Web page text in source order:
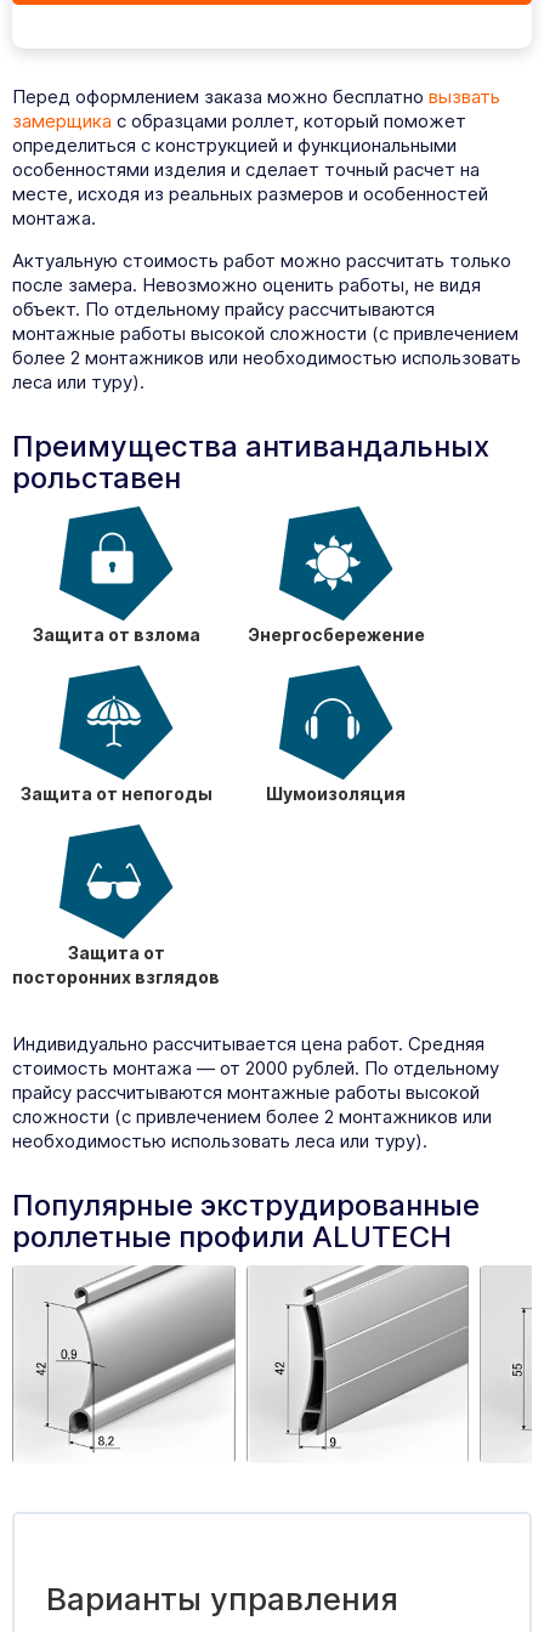
Перед оформлением заказа можно бесплатно вызвать
замерщика с образцами роллет, который поможет
определиться с конструкцией и функциональными
особенностями изделия и сделает точный расчет на
месте, исходя из реальных размеров и особенностей
монтажа.
Актуальную стоимость работ можно рассчитать только
после замера. Невозможно оценить работы, не видя
объект. По отдельному прайсу рассчитываются
монтажные работы высокой сложности (с привлечением
более 2 монтажников или необходимостью использовать
леса или туру).
Преимущества антивандальных
рольставен
Защита от взлома Энергосбережение
Защита от непогоды Шумоизоляция
Защита от
посторонних взглядов
Индивидуально рассчитывается цена работ. Средняя
стоимость монтажа — от 2000 рублей. По отдельному
прайсу рассчитываются монтажные работы высокой
сложности (с привлечением более 2 монтажников или
необходимостью использовать леса или туру).
Популярные экструдированные
роллетные профили ALUTEСH
Варианты управления